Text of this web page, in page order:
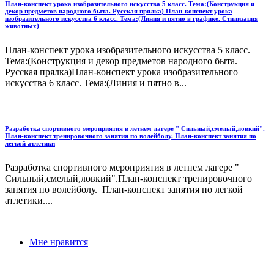
План-конспект урока изобразительного искусства 5 класс. Тема:(Конструкция и
декор предметов народного быта. Русская прялка) План-конспект урока
изобразительного искусства 6 класс. Тема:(Линия и пятно в графике. Стилизация
животных)
План-конспект урока изобразительного искусства 5 класс.
Тема:(Конструкция и декор предметов народного быта.
Русская прялка)План-конспект урока изобразительного
искусства 6 класс. Тема:(Линия и пятно в...
Разработка спортивного мероприятия в летнем лагере " Сильный,смелый,ловкий".
План-конспект тренировочного занятия по волейболу. План-конспект занятия по
легкой атлетики
Разработка спортивного мероприятия в летнем лагере "
Сильный,смелый,ловкий".План-конспект тренировочного
занятия по волейболу. План-конспект занятия по легкой
атлетики....
Мне нравится